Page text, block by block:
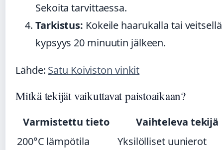
Sekoita tarvittaessa.
Tarkistus: Kokeile haarukalla tai veitsellä
kypsyys 20 minuutin jälkeen.
Lähde: Satu Koiviston vinkit
Mitkä tekijät vaikuttavat paistoaikaan?
Varmistettu tieto
Vaihteleva tekijä
200°C lämpötila
Yksilölliset uunierot